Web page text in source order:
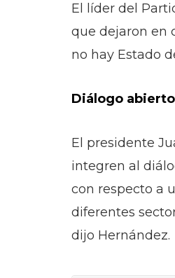
El líder del
que dejaron en
no hay Estado
Diálogo abierto
El presidente
integren al
con respecto a
diferentes
dijo Hernández.